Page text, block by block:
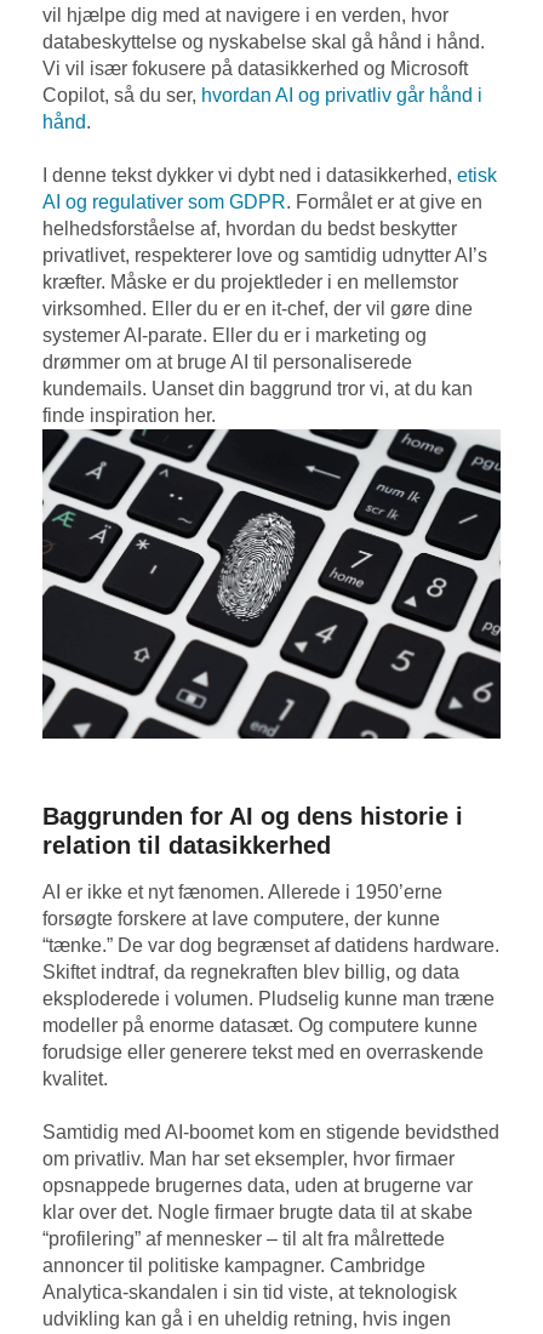
vil hjælpe dig med at navigere i en verden, hvor
databeskyttelse og nyskabelse skal gå hånd i hånd.
Vi vil især fokusere på datasikkerhed og Microsoft
Copilot, så du ser, hvordan AI og privatliv går hånd i
hånd.
I denne tekst dykker vi dybt ned i datasikkerhed, etisk
AI og regulativer som GDPR. Formålet er at give en
helhedsforståelse af, hvordan du bedst beskytter
privatlivet, respekterer love og samtidig udnytter AI’s
kræfter. Måske er du projektleder i en mellemstor
virksomhed. Eller du er en it-chef, der vil gøre dine
systemer AI-parate. Eller du er i marketing og
drømmer om at bruge AI til personaliserede
kundemails. Uanset din baggrund tror vi, at du kan
finde inspiration her.
Baggrunden for AI og dens historie i
relation til datasikkerhed
AI er ikke et nyt fænomen. Allerede i 1950’erne
forsøgte forskere at lave computere, der kunne
“tænke.” De var dog begrænset af datidens hardware.
Skiftet indtraf, da regnekraften blev billig, og data
eksploderede i volumen. Pludselig kunne man træne
modeller på enorme datasæt. Og computere kunne
forudsige eller generere tekst med en overraskende
kvalitet.
Samtidig med AI-boomet kom en stigende bevidsthed
om privatliv. Man har set eksempler, hvor firmaer
opsnappede brugernes data, uden at brugerne var
klar over det. Nogle firmaer brugte data til at skabe
“profilering” af mennesker – til alt fra målrettede
annoncer til politiske kampagner. Cambridge
Analytica-skandalen i sin tid viste, at teknologisk
udvikling kan gå i en uheldig retning, hvis ingen